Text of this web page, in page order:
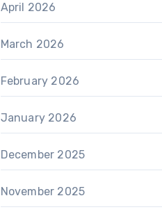
April 2026
March 2026
February 2026
January 2026
December 2025
November 2025